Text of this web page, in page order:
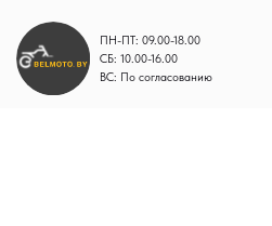
ПН-ПТ: 09.00-18.00
СБ: 10.00-16.00
ВС: По согласованию